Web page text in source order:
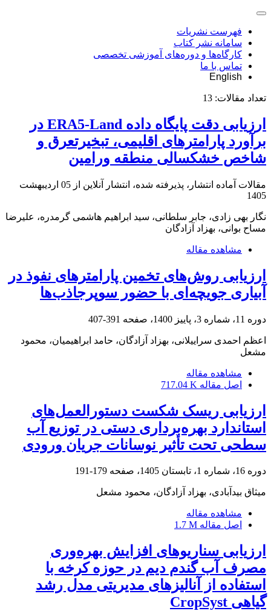
فهرست نشریات
سامانه نشر کتاب
کارگاه‌ها و دوره‌های آموزشی تخصصی
تماس با ما
English
تعداد مقالات: 13
ارزیابی دقت پایگاه داده ERA5-Land در
برآورد پارامترهای اقلیمی، تبخیرتعرق و
شاخص‌ خشکسالی منطقه ورامین
مقالات آماده انتشار، پذیرفته شده، انتشار آنلاین از
05 اردیبهشت
1405
نگار بهی زادی، جابر سلطانی، سید ابراهیم هاشمی گرمدره، علیرضا
مساح بوانی، بهزاد آزادگان
مشاهده مقاله
ارزیابی روش‌های تخمین پارامترهای نفوذ در
آبیاری جویچه‌ای با حضور سوپرجاذب‌ها
دوره 11، شماره 3، پاییز 1400، صفحه 391-407
اعظم احمدی سراییلانی، بهزاد آزادگان، حامد ابراهیمیان، محمود
مشعل
مشاهده مقاله
اصل مقاله 717.04 K
ارزیابی ریسک شکست دستورالعمل‌های
استاندارد بهره‌برداری دستی در توزیع آب
سطحی تحت تأثیر نوسانات جریان ورودی
دوره 16، شماره 1، تابستان 1405، صفحه 179-191
میثاق بیدآبادی، بهزاد آزادگان، محمود مشعل
مشاهده مقاله
اصل مقاله 1.7 M
ارزیابی سناریوهای افزایش بهره‌وری
مصرف آب گندم دیم در حوزه کرخه با
استفاده از آنالیزهای مدیریتی مدل رشد
گیاهی CropSyst